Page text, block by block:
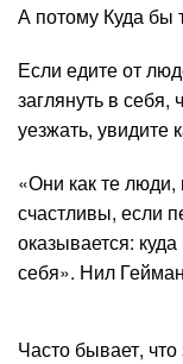
А потому Куда бы
Если едите от
заглянуть в себя,
уезжать, увидите
«Они как те люди,
счастливы, если
оказывается:
себя». Нил
Часто бывает,